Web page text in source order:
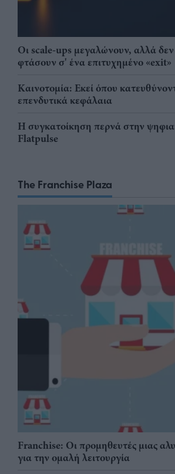
Οι scale-ups μεγαλώνουν, αλλά
φτάσουν σ' ένα επιτυχημένο «exit»
Καινοτομία: Εκεί όπου
επενδυτικά κεφάλαια
Η συγκατοίκηση περνά στην
Flatpulse
The Franchise Plaza
Franchise: Οι προμηθευτές μιας
για την ομαλή λειτουργία